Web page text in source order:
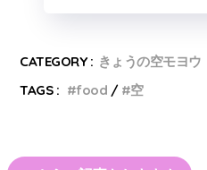
CATEGORY : きょうの空モヨウ
TAGS :
food 空